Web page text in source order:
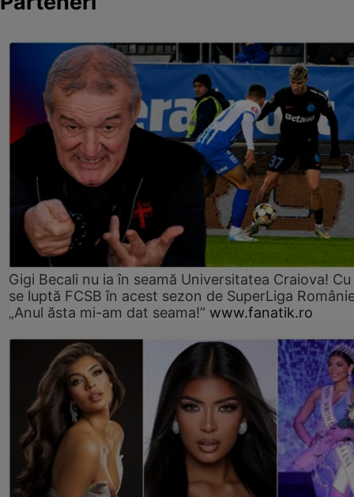
Gigi Becali nu ia în seamă Universitatea Craiova!
se luptă FCSB în acest sezon de SuperLiga
„Anul ăsta mi-am dat seama!” www.fanatik.ro